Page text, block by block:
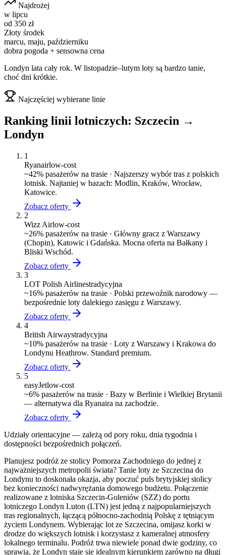
Najdrożej
w lipcu
od 350 zł
Złoty środek
marcu, maju, październiku
dobra pogoda + sensowna cena
Londyn lata cały rok. W listopadzie–lutym loty są bardzo tanie,
choć dni krótkie.
Najczęściej wybierane linie
Ranking linii lotniczych: Szczecin →
Londyn
1
Ryanairlow-cost
~42% pasażerów na trasie · Najszerszy wybór tras z polskich
lotnisk. Najtaniej w bazach: Modlin, Kraków, Wrocław,
Katowice.
Zobacz oferty
2
Wizz Airlow-cost
~26% pasażerów na trasie · Główny gracz z Warszawy
(Chopin), Katowic i Gdańska. Mocna oferta na Bałkany i
Bliski Wschód.
Zobacz oferty
3
LOT Polish Airlinestradycyjna
~16% pasażerów na trasie · Polski przewoźnik narodowy —
bezpośrednie loty dalekiego zasięgu z Warszawy.
Zobacz oferty
4
British Airwaystradycyjna
~10% pasażerów na trasie · Loty z Warszawy i Krakowa do
Londynu Heathrow. Standard premium.
Zobacz oferty
5
easyJetlow-cost
~6% pasażerów na trasie · Bazy w Berlinie i Wielkiej Brytanii
— alternatywa dla Ryanaira na zachodzie.
Zobacz oferty
Udziały orientacyjne — zależą od pory roku, dnia tygodnia i
dostępności bezpośrednich połączeń.
Planujesz podróż ze stolicy Pomorza Zachodniego do jednej z
najważniejszych metropolii świata? Tanie loty ze Szczecina do
Londynu to doskonała okazja, aby poczuć puls brytyjskiej stolicy
bez konieczności nadwyrężania domowego budżetu. Połączenie
realizowane z lotniska Szczecin-Goleniów (SZZ) do portu
lotniczego Londyn Luton (LTN) jest jedną z najpopularniejszych
tras regionalnych, łączącą północno-zachodnią Polskę z tętniącym
życiem Londynem. Wybierając lot ze Szczecina, omijasz korki w
drodze do większych lotnisk i korzystasz z kameralnej atmosfery
lokalnego terminalu. Podróż trwa niewiele ponad dwie godziny, co
sprawia, że Londyn staje się idealnym kierunkiem zarówno na długi